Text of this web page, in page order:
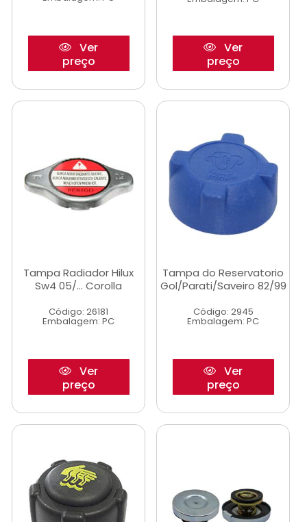
Ver
preço
Ver
preço
Tampa Radiador Hilux
Sw4 05/... Corolla
Código: 26181
Embalagem: PC
Ver
preço
Tampa do Reservatorio
Gol/Parati/Saveiro 82/99
Código: 2945
Embalagem: PC
Ver
preço